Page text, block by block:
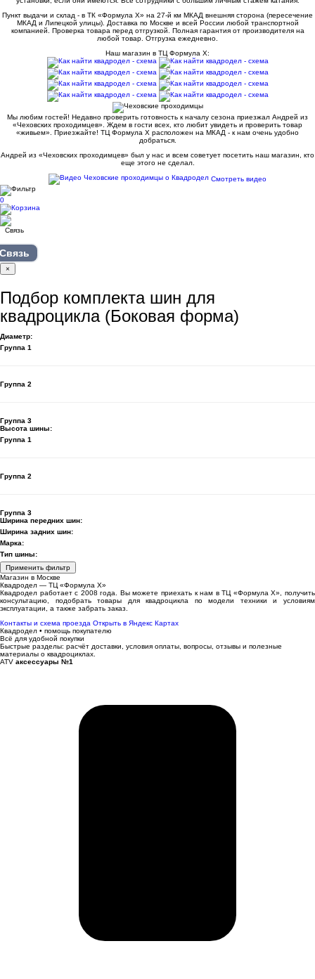
Пункт выдачи и склад - в ТК «Формула X» на 27-й км МКАД внешняя сторона (пересечение
МКАД и Липецкой улицы). Доставка по Москве и всей России любой транспортной
компанией. Проверка товара перед отгрузкой. Полная гарантия от производителя на
любой товар. Отгрузка ежедневно.
Наш магазин в ТЦ Формула Х:
Мы любим гостей! Недавно проверить готовность к началу сезона приезжал Андрей из
«Чеховских проходимцев». Ждем в гости всех, кто любит увидеть и проверить товар
«живьем». Приезжайте! ТЦ Формула Х расположен на МКАД - к нам очень удобно
добраться.
Андрей из «Чеховских проходимцев» был у нас и всем советует посетить наш магазин, кто
еще этого не сделал.
Смотреть видео
0
×
Подбор комплекта шин для
квадроцикла (Боковая форма)
Диаметр:
Группа 1
Группа 2
Группа 3
Высота шины:
Группа 1
Группа 2
Группа 3
Ширина передних шин:
Ширина задних шин:
Марка:
Тип шины:
Применить фильтр
Магазин в Москве
Квадродел — ТЦ «Формула Х»
Квадродел работает с 2008 года. Вы можете приехать к нам в ТЦ «Формула Х», получить
консультацию, подобрать товары для квадроцикла по модели техники и условиям
эксплуатации, а также забрать заказ.
Контакты и схема проезда Открыть в Яндекс Картах
Квадродел • помощь покупателю
Всё для удобной покупки
Быстрые разделы: расчёт доставки, условия оплаты, вопросы, отзывы и полезные
материалы о квадроциклах.
ATV аксессуары №1